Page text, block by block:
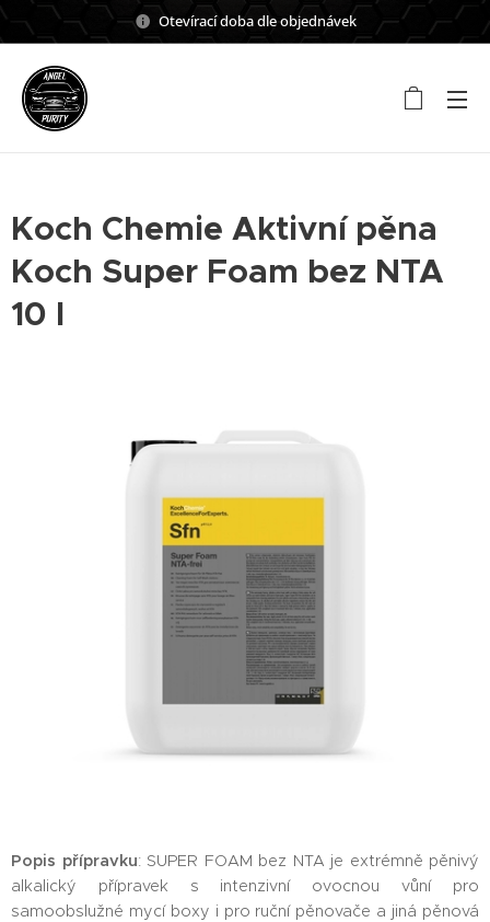
Otevírací doba dle objednávek
Koch Chemie Aktivní pěna
Koch Super Foam bez NTA
10 l
Popis přípravku: SUPER FOAM bez NTA je extrémně pěnivý
alkalický přípravek s intenzivní ovocnou vůní pro
samoobslužné mycí boxy i pro ruční pěnovače a jiná pěnová